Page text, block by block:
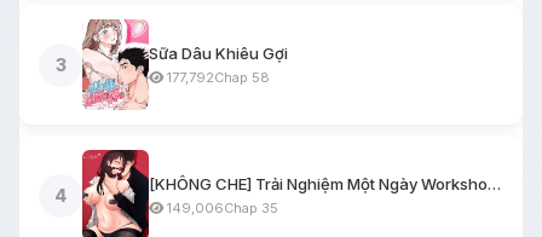
3
Sữa Dâu Khiêu Gợi
177,792Chap 58
4
[KHÔNG CHE] Trải Nghiệm Một Ngày Workshop BDSM
149,006Chap 35